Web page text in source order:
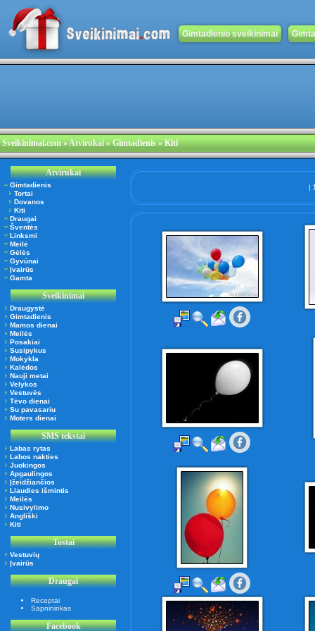
Gimtadienio sveikinimai
Sveikinimai.com»Atvirukai» Gimtadienis » Kiti
Atvirukai
Gimtadienis
Tortai
Dovanos
Kiti
Draugai
Šventės
Linksmi
Meilė
Gėlės
Gyvūnai
Įvairūs
Gamta
Sveikinimai
Draugystė
Gimtadienis
Mamos dienai
Meilės
Posakiai
Susipykus
Mokykla
Kalėdos
Nauji metai
Velykos
Vestuvės
Tėvo dienai
Su pavasariu
Moters dienai
SMS tekstai
Labas rytas
Labos nakties
Juokingos
Apgaulingos
Įžeidžiančios
Liaudies išmintis
Meilės
Nusivylimo
Angliški
Kiti
Tostai
Vestuvių
Įvairūs
Draugai
Receptai
Sapnininkas
Facebook
|